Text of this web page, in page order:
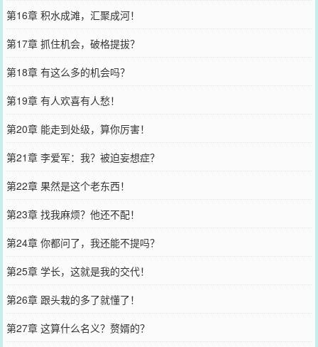
第16章 积水成滩，汇聚成河！
第17章 抓住机会，破格提拔？
第18章 有这么多的机会吗？
第19章 有人欢喜有人愁！
第20章 能走到处级，算你厉害！
第21章 李爱军：我？被迫妄想症？
第22章 果然是这个老东西！
第23章 找我麻烦？他还不配！
第24章 你都问了，我还能不提吗？
第25章 学长，这就是我的交代！
第26章 跟头栽的多了就懂了！
第27章 这算什么名义？赘婿的？